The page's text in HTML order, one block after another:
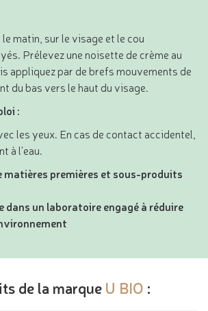
matin, sur le visage et le cou
Prélevez une noisette de crème au
appliquez par de brefs mouvements de
du bas vers le haut du visage.
:
les yeux. En cas de contact accidentel,
à l'eau.
matières premières et sous-produits
dans un laboratoire engagé à réduire
de la marque U BIO :